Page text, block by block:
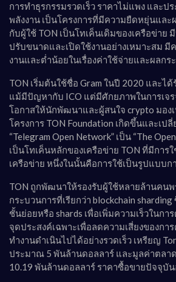
การทำธุรกรรมรวดเร็ว ราคาไม่แพง และป
พลังงาน เป็นโครงการที่มีความยืดหยุ่นแ
กับผู้ใช้ TON เป็นโทเค็นเดิมของเครือข่าย
ปรับขนาดและเปิดใช้งานอย่างเหมาะสม มี
งานและต่ำน้อยในเรื่องค่าใช้จ่ายและผลก
TON เริ่มต้นใช้ชื่อ Gram ในปี 2020 และไ
แม้มีปัญหากับ ICO แต่มีศักยภาพในการเจร
โอกาสให้นักพัฒนาและผู้สนใจ crypto มอง
โครงการ TON Foundation เกิดขึ้นและเป
“Telegram Open Network” เป็น “The
เป็นโทเค็นหลักของเครือข่าย TON ที่มีการ
เครือข่าย หนึ่งในนั้นคือการใช้เป็นรูปแบบก
TON ถูกพัฒนาให้รองรับผู้ใช้หลายล้านคน
กระบวนการที่เรียกว่า blockchain
ชั้นย่อยหรือ shards เพื่อเพิ่มความเร็วในกา
จุดประสงค์เฉพาะเพื่อลดความเสี่ยงของกา
ทำงานดำเนินไปได้อย่างรวดเร็ว เหรียญ
ประมาณ 5 พันล้านดอลลาร์ และมูลค่าตล
10.19 พันล้านดอลลาร์ ราคาซื้อขายปัจจุบั